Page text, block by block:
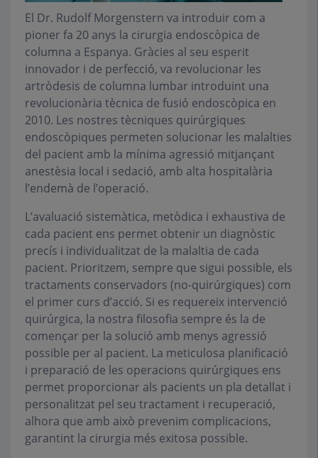
El Dr. Rudolf Morgenstern va introduir com a
pioner fa 20 anys la cirurgia endoscòpica de
columna a Espanya. Gràcies al seu esperit
innovador i de perfecció, va revolucionar les
artròdesis de columna lumbar introduint una
revolucionària tècnica de fusió endoscòpica en
2010. Les nostres tècniques quirúrgiques
endoscòpiques permeten solucionar les malalties
del pacient amb la mínima agressió mitjançant
anestèsia local i sedació, amb alta hospitalària
l’endemà de l’operació.
L’avaluació sistemàtica, metòdica i exhaustiva de
cada pacient ens permet obtenir un diagnòstic
precís i individualitzat de la malaltia de cada
pacient. Prioritzem, sempre que sigui possible, els
tractaments conservadors (no-quirúrgiques) com
el primer curs d’acció. Si es requereix intervenció
quirúrgica, la nostra filosofia sempre és la de
començar per la solució amb menys agressió
possible per al pacient. La meticulosa planificació
i preparació de les operacions quirúrgiques ens
permet proporcionar als pacients un pla detallat i
personalitzat pel seu tractament i recuperació,
alhora que amb això prevenim complicacions,
garantint la cirurgia més exitosa possible.